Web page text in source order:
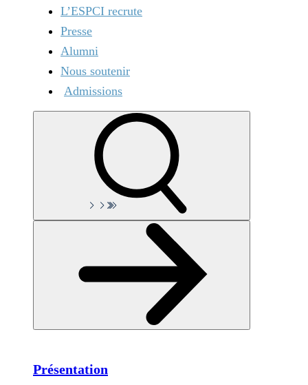
L’ESPCI recrute
Presse
Alumni
Nous soutenir
Admissions
Présentation